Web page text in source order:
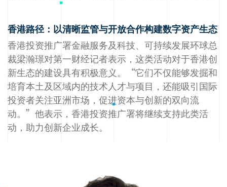
香港路径：以清晰监管与开放合作构建数字资产生态
香港投资推广署金融服务及科技、可持续发展环球总
裁梁瀚璟对第一财经记者表示，这类活动对于香港创
新生态的建设具有积极意义。“它们不仅能够发掘和
培育本土及区域内的技术人才与项目，还能吸引国际
投资者关注亚洲市场，促进资本与创新的双向流
动。”他表示，香港投资推广署将继续支持此类活
动，助力创新企业成长。